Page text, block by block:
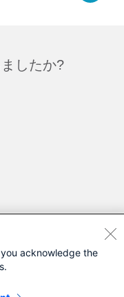
したか?
acknowledge the